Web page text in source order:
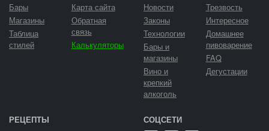
Бары
Магазины
Таблица
стилей
Карта сайта
Обратная
связь
Калькуляторы
Новости
Законы
Технологии
Бары и
магазины
Вино и
крепкий
алкоголь
Трезвость
Интересное
Домашнее
пивоварение
FAQ
Дегустации
РЕЦЕПТЫ СОЦСЕТИ